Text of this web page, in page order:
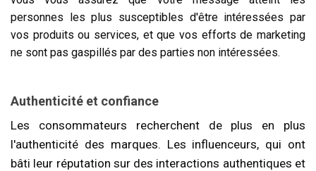
personnes les plus susceptibles d'être intéressées par
vos produits ou services, et que vos efforts de marketing
ne sont pas gaspillés par des parties non intéressées.
Authenticité et confiance
Les consommateurs recherchent de plus en plus
l'authenticité des marques. Les influenceurs, qui ont
bâti leur réputation sur des interactions authentiques et